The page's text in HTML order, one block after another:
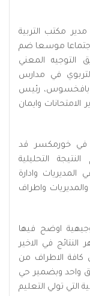
مكتب التربية
موسعا ضم
التوجيه المعني
في مدارس
بافخسوس، رئيس
وايمان
في خورمكسر قد
التحليلية
المديريات وادارة
واطراف
اوضح فيها
في الاخير
الاطراف من
واحد وبضمير حي
التي تولي التعليم